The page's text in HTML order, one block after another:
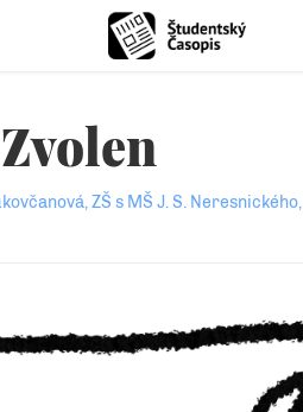
ZŠ s MŠ J. S. Neresnického,